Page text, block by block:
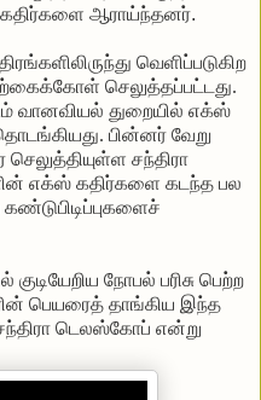
கதிர்களை ஆராய்ந்தனர்.
வெளிப்படுகிற
செலுத்தப்பட்டது.
வானவியல் துறையில் எக்ஸ்
. பின்னர் வேறு
செலுத்தியுள்ள சந்திரா
எக்ஸ் கதிர்களை கடந்த பல
கண்டுபிடிப்புகளைச்
குடியேறிய நோபல் பரிசு பெற்ற
பெயரைத் தாங்கிய இந்த
டெலஸ்கோப் என்று